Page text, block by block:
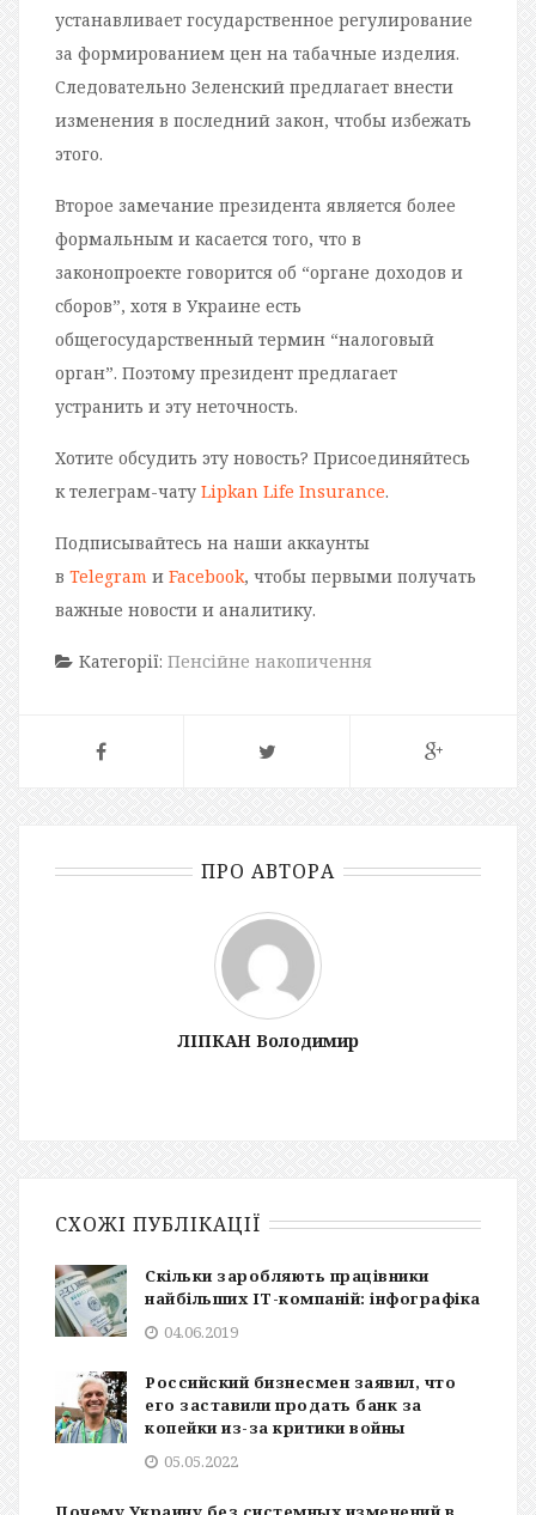
устанавливает государственное регулирование
за формированием цен на табачные изделия.
Следовательно Зеленский предлагает внести
изменения в последний закон, чтобы избежать
этого.
Второе замечание президента является более
формальным и касается того, что в
законопроекте говорится об “органе доходов и
сборов”, хотя в Украине есть
общегосударственный термин “налоговый
орган”. Поэтому президент предлагает
устранить и эту неточность.
Хотите обсудить эту новость? Присоединяйтесь
к телеграм-чату Lipkan Life Insurance.
Подписывайтесь на наши аккаунты
в Telegram и Facebook, чтобы первыми получать
важные новости и аналитику.
Категорії: Пенсійне накопичення
ПРО АВТОРА
ЛІПКАН Володимир
СХОЖІ ПУБЛІКАЦІЇ
Скільки заробляють працівники
найбільших IT-компаній: інфографіка
04.06.2019
Российский бизнесмен заявил, что
его заставили продать банк за
копейки из-за критики войны
05.05.2022